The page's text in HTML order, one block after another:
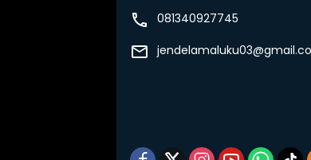
081340927745